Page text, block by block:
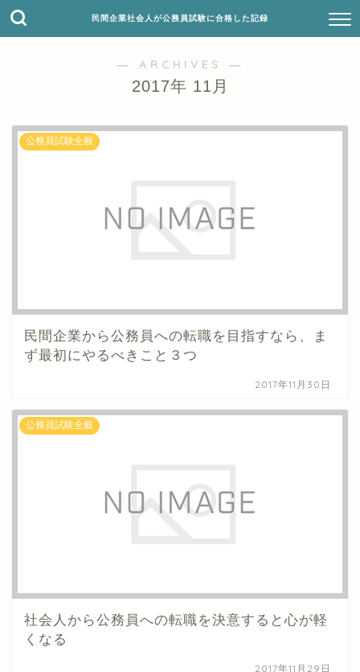
民間企業社会人が公務員試験に合格した記録
― ARCHIVES ―
2017年 11月
公務員試験全般
民間企業から公務員への転職を目指すなら、ま
ず最初にやるべきこと３つ
2017年11月30日
公務員試験全般
社会人から公務員への転職を決意すると心が軽
くなる
2017年11月29日